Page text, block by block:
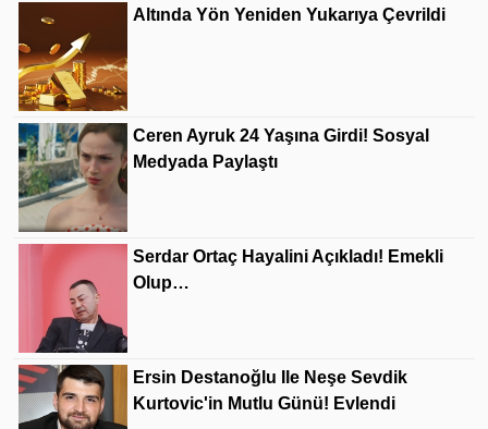
Altında Yön Yeniden Yukarıya Çevrildi
Ceren Ayruk 24 Yaşına Girdi! Sosyal
Medyada Paylaştı
Serdar Ortaç Hayalini Açıkladı! Emekli
Olup…
Ersin Destanoğlu Ile Neşe Sevdik
Kurtovic'in Mutlu Günü! Evlendi